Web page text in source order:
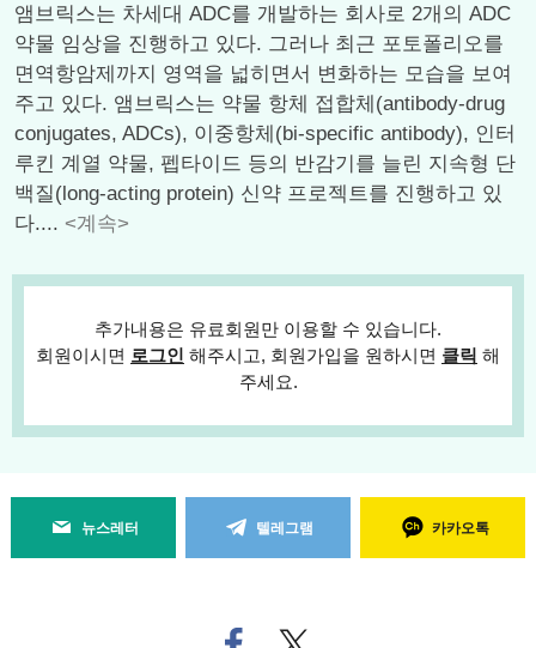
앰브릭스는 차세대 ADC를 개발하는 회사로 2개의 ADC
약물 임상을 진행하고 있다. 그러나 최근 포토폴리오를
면역항암제까지 영역을 넓히면서 변화하는 모습을 보여
주고 있다. 앰브릭스는 약물 항체 접합체(antibody-drug
conjugates, ADCs), 이중항체(bi-specific antibody), 인터
루킨 계열 약물, 펩타이드 등의 반감기를 늘린 지속형 단
백질(long-acting protein) 신약 프로젝트를 진행하고 있
다.... <계속>
추가내용은 유료회원만 이용할 수 있습니다.
회원이시면 로그인 해주시고, 회원가입을 원하시면 클릭 해
주세요.
뉴스레터 텔레그램 카카오톡
페
트위